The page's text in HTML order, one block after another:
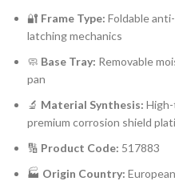
🔐 Frame Type: Foldable
latching mechanics
🧼 Base Tray: Removable
pan
🔬 Material Synthesis:
premium corrosion shield
🔢 Product Code: 517883
🏭 Origin Country: